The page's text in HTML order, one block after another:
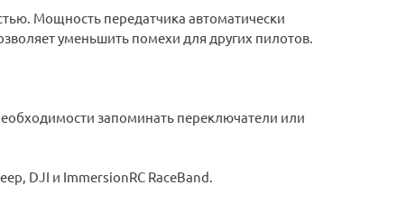
Мощность передатчика автоматически
уменьшить помехи для других пилотов.
запоминать переключатели или
DJI и ImmersionRC RaceBand.